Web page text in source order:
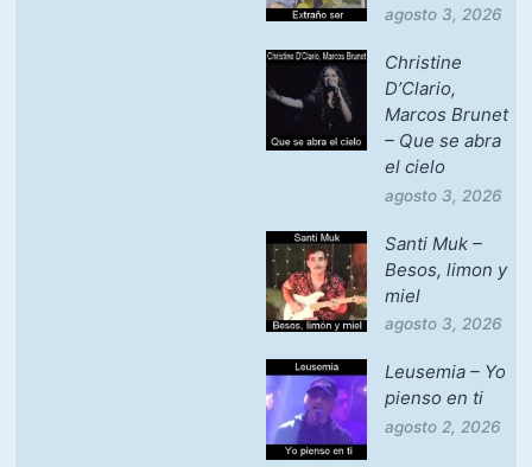
agosto 3, 2026
Christine
D’Clario,
Marcos Brunet
– Que se abra
el cielo
agosto 3, 2026
Santi Muk –
Besos, limon y
miel
agosto 3, 2026
Leusemia – Yo
pienso en ti
agosto 2, 2026